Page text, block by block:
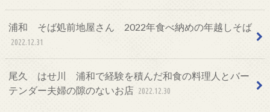
浦和 そば処前地屋さん 2022年食べ納めの年越しそば
2022.12.31
尾久 はせ川 浦和で経験を積んだ和食の料理人とバー
テンダー夫婦の隙のないお店 2022.12.30